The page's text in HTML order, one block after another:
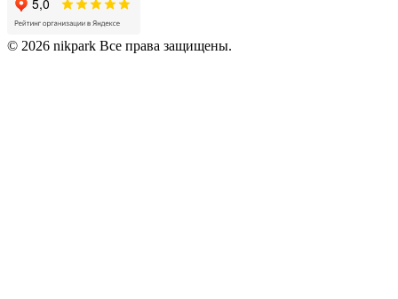
© 2026 nikpark Все права защищены.